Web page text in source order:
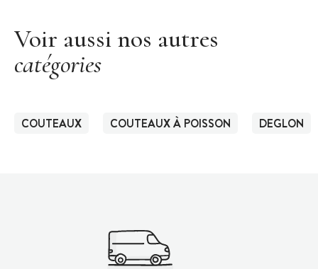
Voir aussi nos autres
catégories
COUTEAUX COUTEAUX À POISSON DEGLON